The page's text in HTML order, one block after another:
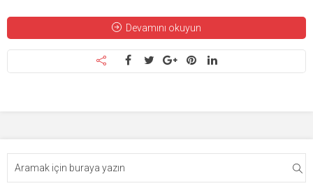
Devamını okuyun